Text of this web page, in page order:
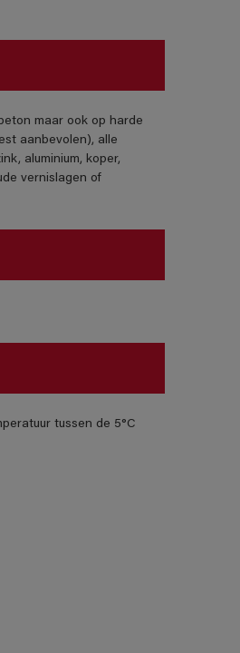
maar ook op harde
aanbevolen), alle
aluminium, koper,
vernislagen of
tussen de 5°C